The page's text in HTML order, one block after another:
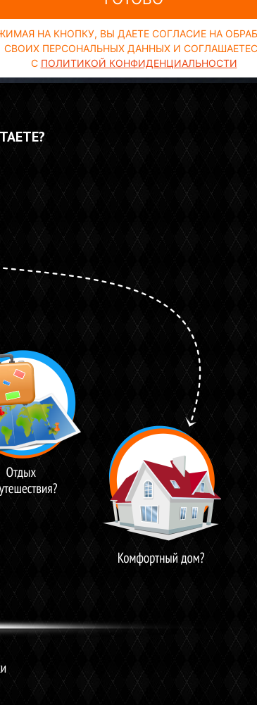
НА КНОПКУ, ВЫ ДАЕТЕ СОГЛАСИЕ НА
СВОИХ ПЕРСОНАЛЬНЫХ ДАННЫХ И
С ПОЛИТИКОЙ КОНФИДЕНЦИАЛЬНОСТИ